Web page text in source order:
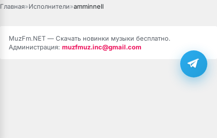
Главная»Исполнители»amminnell
MuzFm.NET — Скачать новинки музыки бесплатно.
Администрация: muzfmuz.inc@gmail.com